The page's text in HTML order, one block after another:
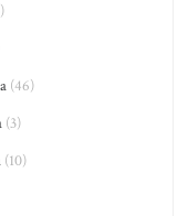
(46)
(3)
(10)